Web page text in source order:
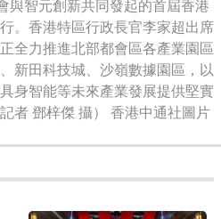
與智元創新共同發起的首屆香港
。香港特區行政長官李家超出席
全力推進北部都會區各產業園區
新田科技城、沙嶺數據園區，以
身智能等未來產業發展提供堅實
者 鄧梓傑 攝） 香港中通社圖片